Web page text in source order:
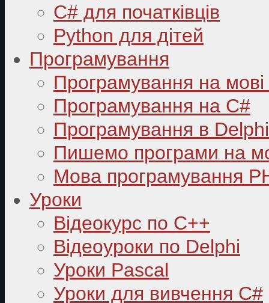
C# для початківців
Python для дітей
Програмування
Програмування на
Програмування на C#
Програмування в Delphi
Пишемо програми на
Мова програмування
Уроки
Відеокурс по С++
Відеоуроки по Delphi
Уроки Pascal
Уроки для вивчення C#